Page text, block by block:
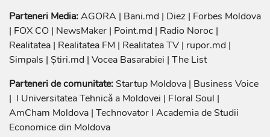
Parteneri Media:AGORA | Bani.md | Diez | Forbes Moldova
| FOX CO | NewsMaker | Point.md | Radio Noroc |
Realitatea | Realitatea FM | Realitatea TV | rupor.md |
Simpals | Știri.md | Vocea Basarabiei | The List
Parteneri de comunitate:Startup Moldova | Business Voice
| I Universitatea Tehnicǎ a Moldovei | Floral Soul |
AmCham Moldova | Technovator I Academia de Studii
Economice din Moldova